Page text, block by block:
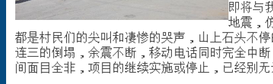
即将与
地震，
都是村民们的尖叫和凄惨的哭声，山上石头不
连三的倒塌，余震不断，移动电话同时完全中
间面目全非，项目的继续实施或停止，已经别